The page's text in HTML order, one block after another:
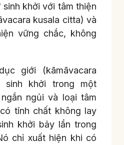
khởi với tâm thiện
kusala citta) và
vững chắc, không
giới (kāmāvacara
sinh khởi trong một
ngủi và loại tâm
tính chất không lay
khởi bảy lần trong
chỉ xuất hiện khi có